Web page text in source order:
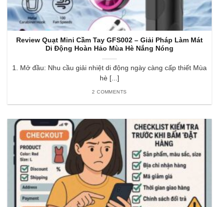
Review Quạt Mini Cầm Tay GFS002 – Giải Pháp Làm Mát
Di Động Hoàn Hảo Mùa Hè Nắng Nóng
1. Mở đầu: Nhu cầu giải nhiệt di động ngày càng cấp thiết Mùa
hè [...]
2 COMMENTS